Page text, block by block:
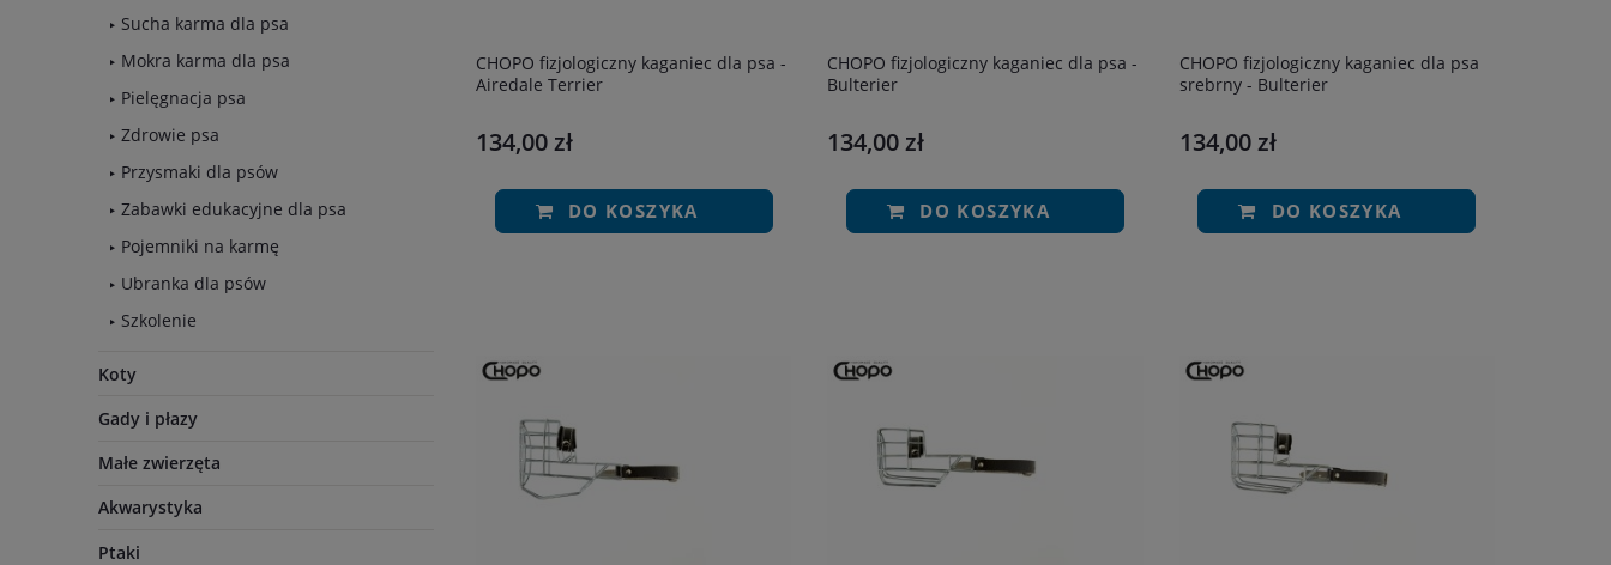
Sucha karma dla psa
Mokra karma dla psa
Pielęgnacja psa
Zdrowie psa
Przysmaki dla psów
Zabawki edukacyjne dla psa
Pojemniki na karmę
Ubranka dla psów
Szkolenie
Koty
Gady i płazy
Małe zwierzęta
Akwarystyka
Ptaki
CHOPO fizjologiczny kaganiec dla psa -
Airedale Terrier
134,00 zł
DO KOSZYKA
CHOPO fizjologiczny kaganiec dla psa -
Bulterier
134,00 zł
DO KOSZYKA
CHOPO fizjologiczny kaganiec dla psa
srebrny - Bulterier
134,00 zł
DO KOSZYKA